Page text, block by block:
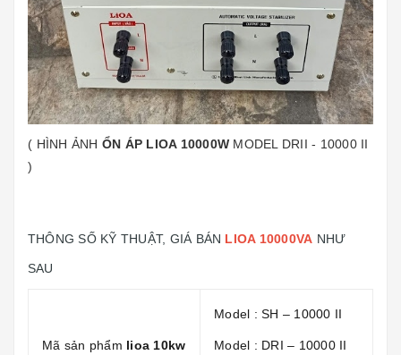
( HÌNH ẢNH ỔN ÁP LIOA 10000W MODEL DRII - 10000 II
)
THÔNG SỐ KỸ THUẬT, GIÁ BÁN LIOA 10000VA NHƯ
SAU
Mã sản phẩm lioa 10kw
Model : SH – 10000 II
Model : DRI – 10000 II